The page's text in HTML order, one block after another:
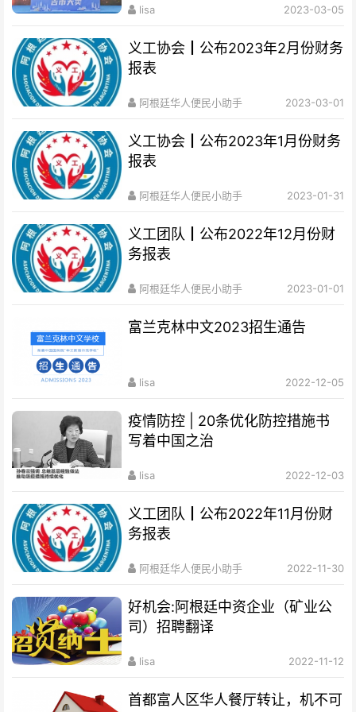
lisa 2023-03-05
义工协会┃公布2023年2月份财务
报表
阿根廷华人便民小助手 2023-03-01
义工协会┃公布2023年1月份财务
报表
阿根廷华人便民小助手 2023-01-31
义工团队┃公布2022年12月份财
务报表
阿根廷华人便民小助手 2023-01-01
富兰克林中文2023招生通告
lisa 2022-12-05
疫情防控 | 20条优化防控措施书
写着中国之治
lisa 2022-12-03
义工团队┃公布2022年11月份财
务报表
阿根廷华人便民小助手 2022-11-30
好机会:阿根廷中资企业（矿业公
司）招聘翻译
lisa 2022-11-12
首都富人区华人餐厅转让，机不可